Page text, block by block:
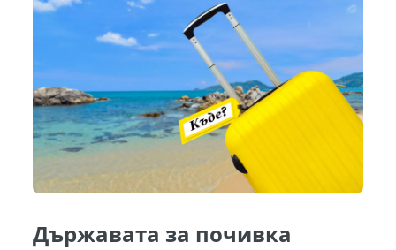
Държавата за почивка